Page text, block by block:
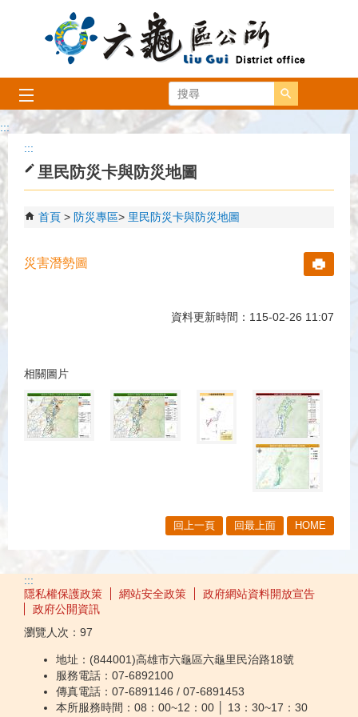
跳到主要內容區塊
搜尋
:::
:::
里民防災卡與防災地圖
首頁 防災專區 里民防災卡與防災地圖
災害潛勢圖
資料更新時間：115-02-26 11:07
相關圖片
回上一頁 回最上面 HOME
:::
隱私權保護政策
網站安全政策
政府網站資料開放宣告
政府公開資訊
瀏覽人次： 97
地址：(844001)高雄市六龜區六龜里民治路18號
服務電話：07-6892100
傳真電話：07-6891146 / 07-6891453
本所服務時間：08：00~12：00 │ 13：30~17：30